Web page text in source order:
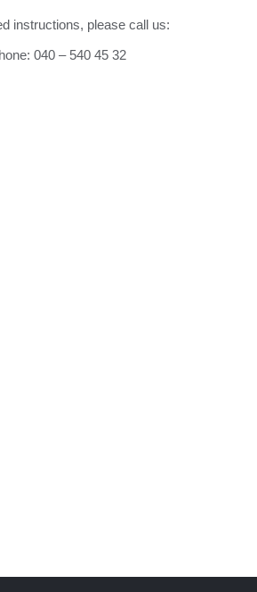
instructions, please call us:
040 – 540 45 32